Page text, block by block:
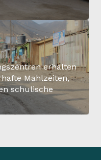
erhalten
Mahlzeiten,
schulische